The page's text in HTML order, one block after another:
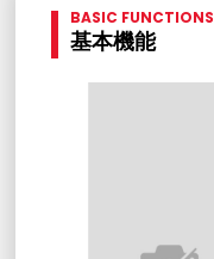
BASIC FUNCTIONS
基本機能